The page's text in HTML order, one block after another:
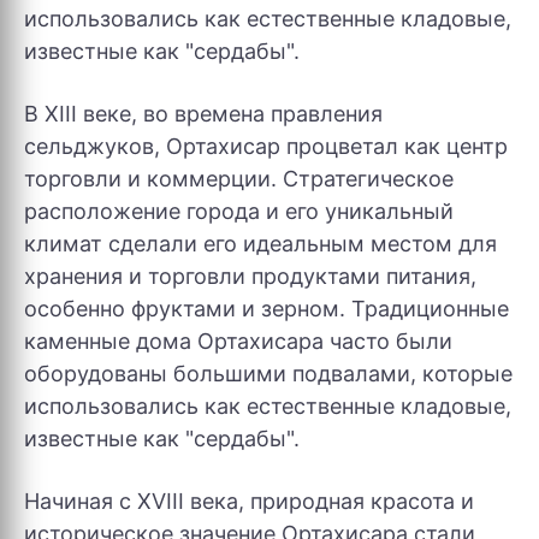
использовались как естественные кладовые,
известные как "сердабы".
В XIII веке, во времена правления
сельджуков, Ортахисар процветал как центр
торговли и коммерции. Стратегическое
расположение города и его уникальный
климат сделали его идеальным местом для
хранения и торговли продуктами питания,
особенно фруктами и зерном. Традиционные
каменные дома Ортахисара часто были
оборудованы большими подвалами, которые
использовались как естественные кладовые,
известные как "сердабы".
Начиная с XVIII века, природная красота и
историческое значение Ортахисара стали